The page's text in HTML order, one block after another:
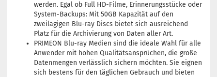
werden. Egal ob Full HD-Filme, Erinnerungsstücke oder
System-Backups: Mit 50GB Kapazität auf den
zweilagigen Blu-ray Discs bietet sich ausreichend
Platz für die Archivierung von Daten aller Art.
PRIMEON Blu-ray Medien sind die ideale Wahl für alle
Anwender mit hohen Qualitätsansprüchen, die große
Datenmengen verlässlich sichern möchten. Sie eignen
sich bestens für den täglichen Gebrauch und bieten